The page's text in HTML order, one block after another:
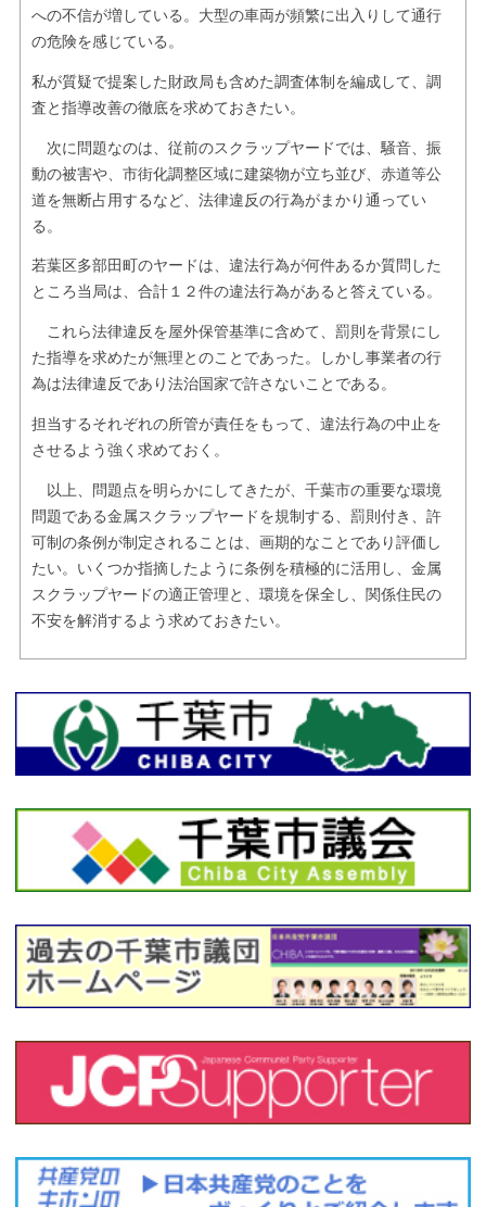
への不信が増している。大型の車両が頻繁に出入りして通行
の危険を感じている。
私が質疑で提案した財政局も含めた調査体制を編成して、調
査と指導改善の徹底を求めておきたい。
次に問題なのは、従前のスクラップヤードでは、騒音、振
動の被害や、市街化調整区域に建築物が立ち並び、赤道等公
道を無断占用するなど、法律違反の行為がまかり通ってい
る。
若葉区多部田町のヤードは、違法行為が何件あるか質問した
ところ当局は、合計１２件の違法行為があると答えている。
これら法律違反を屋外保管基準に含めて、罰則を背景にし
た指導を求めたが無理とのことであった。しかし事業者の行
為は法律違反であり法治国家で許さないことである。
担当するそれぞれの所管が責任をもって、違法行為の中止を
させるよう強く求めておく。
以上、問題点を明らかにしてきたが、千葉市の重要な環境
問題である金属スクラップヤードを規制する、罰則付き、許
可制の条例が制定されることは、画期的なことであり評価し
たい。いくつか指摘したように条例を積極的に活用し、金属
スクラップヤードの適正管理と、環境を保全し、関係住民の
不安を解消するよう求めておきたい。